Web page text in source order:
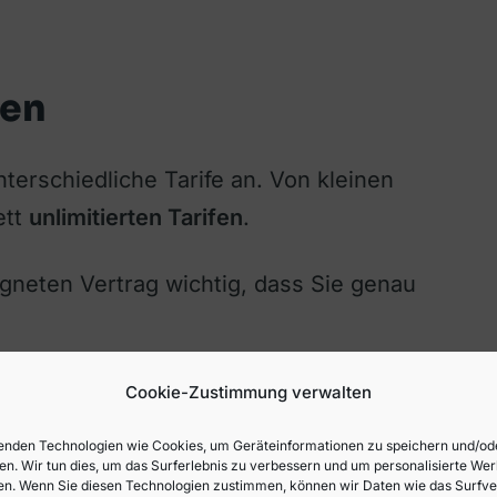
Cookie-Zustimmung verwalten
Technologien wie Cookies, um Geräteinformationen zu speichern und/
Wir tun dies, um das Surferlebnis zu verbessern und um personalisierte
Wenn Sie diesen Technologien zustimmen, können wir Daten wie das
Tarife an. Von kleinen
unlimitierten Tarifen.
Vertrag wichtig, dass Sie genau
Tipp der Redaktion:
Wie viel